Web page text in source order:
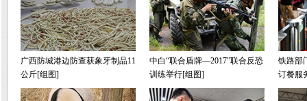
广西防城港边防查获象牙制品11
公斤[组图]
中白“联合盾牌—2017”联合反恐
训练举行[组图]
铁路部
订餐服